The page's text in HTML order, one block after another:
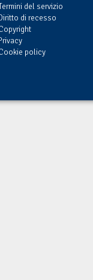
del servizio
di recesso
policy